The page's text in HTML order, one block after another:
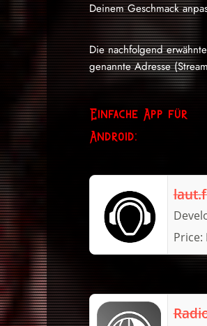
Deinem Geschmack
Die nachfolgend
genannte Adresse
Einfache App für
Android:
Price: